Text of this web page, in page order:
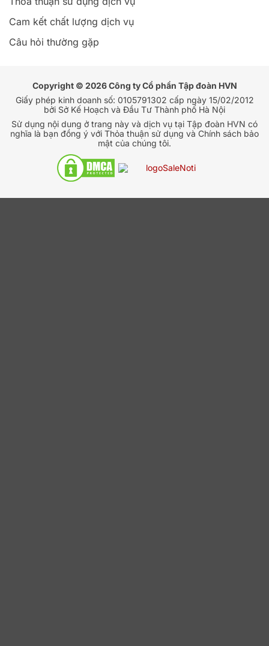
Cam kết chất lượng dịch vụ
Câu hỏi thường gặp
Copyright © 2026 Công ty Cổ phần Tập đoàn HVN
Giấy phép kinh doanh số: 0105791302 cấp ngày 15/02/2012
bởi Sở Kế Hoạch và Đầu Tư Thành phố Hà Nội
Sử dụng nội dung ở trang này và dịch vụ tại Tập đoàn HVN có
nghĩa là bạn đồng ý với Thỏa thuận sử dụng và Chính sách bảo
mật của chúng tôi.